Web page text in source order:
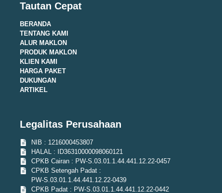
Tautan Cepat
BERANDA
TENTANG KAMI
ALUR MAKLON
PRODUK MAKLON
KLIEN KAMI
HARGA PAKET
DUKUNGAN
ARTIKEL
Legalitas Perusahaan
NIB : 1216000453807
HALAL : ID36310000098060121
CPKB Cairan : PW-S.03.01.1.44.441.12.22-0457
CPKB Setengah Padat :
PW-S.03.01.1.44.441.12.22-0439
CPKB Padat : PW-S.03.01.1.44.441.12.22-0442